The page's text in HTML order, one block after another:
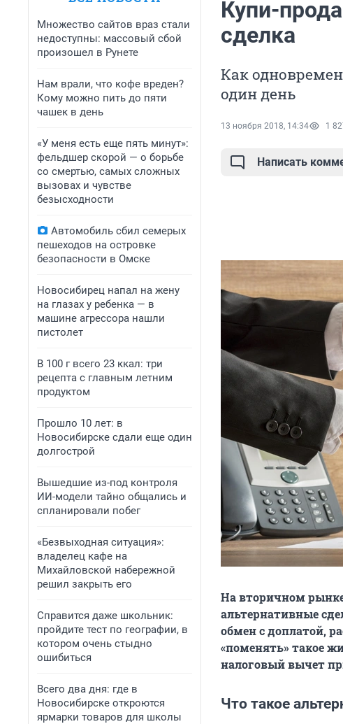
Множество сайтов враз стали
недоступны: массовый сбой
произошел в Рунете
Нам врали, что кофе вреден?
Кому можно пить до пяти
чашек в день
«У меня есть еще пять минут»:
фельдшер скорой — о борьбе
со смертью, самых сложных
вызовах и чувстве
безысходности
Автомобиль сбил семерых
пешеходов на островке
безопасности в Омске
Новосибирец напал на жену
на глазах у ребенка — в
машине агрессора нашли
пистолет
В 100 г всего 23 ккал: три
рецепта с главным летним
продуктом
Прошло 10 лет: в
Новосибирске сдали еще один
долгострой
Вышедшие из-под контроля
ИИ-модели тайно общались и
спланировали побег
«Безвыходная ситуация»:
владелец кафе на
Михайловской набережной
решил закрыть его
Справится даже школьник:
пройдите тест по географии, в
котором очень стыдно
ошибиться
Всего два дня: где в
Новосибирске откроются
ярмарки товаров для школы
Купи-
сделка
Как
один день
13 ноября 2018, 14:34 1
Написать
На вторичном
альтернативные
обмен с доплатой,
«поменять» такое
налоговый вычет
Что такое